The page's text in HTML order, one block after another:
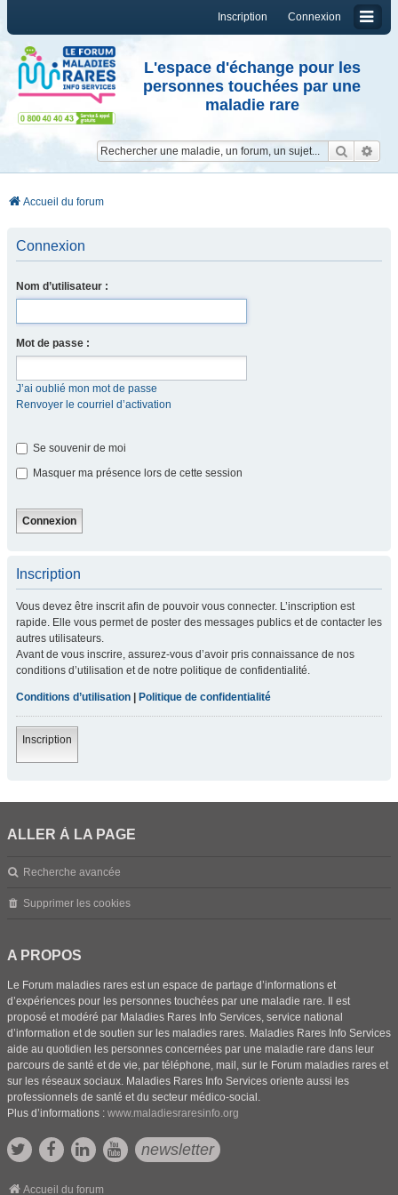
Connexion
Inscription
L'espace d'échange pour les
personnes touchées par une
maladie rare
Accueil du forum
Connexion
Nom d’utilisateur :
Mot de passe :
J’ai oublié mon mot de passe
Renvoyer le courriel d’activation
Se souvenir de moi
Masquer ma présence lors de cette session
Inscription
Vous devez être inscrit afin de pouvoir vous connecter. L’inscription est
rapide. Elle vous permet de poster des messages publics et de contacter les
autres utilisateurs.
Avant de vous inscrire, assurez-vous d’avoir pris connaissance de nos
conditions d’utilisation et de notre politique de confidentialité.
Conditions d’utilisation Politique de confidentialité
Inscription
ALLER À LA PAGE
Recherche avancée
Supprimer les cookies
A PROPOS
Le Forum maladies rares est un espace de partage d’informations et
d’expériences pour les personnes touchées par une maladie rare. Il est
proposé et modéré par Maladies Rares Info Services, service national
d’information et de soutien sur les maladies rares. Maladies Rares Info Services
aide au quotidien les personnes concernées par une maladie rare dans leur
parcours de santé et de vie, par téléphone, mail, sur le Forum maladies rares et
sur les réseaux sociaux. Maladies Rares Info Services oriente aussi les
professionnels de santé et du secteur médico-social.
Plus d’informations : www.maladiesraresinfo.org
newsletter
Accueil du forum